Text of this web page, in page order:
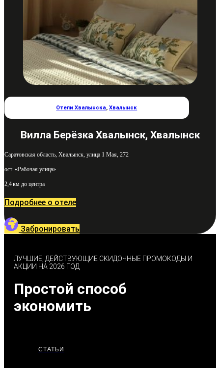
Отели Хвалынска,Хвалынск
Вилла Берёзка Хвалынск, Хвалынск
Саратовская область, Хвалынск, улица 1 Мая, 272
ост. «Рабочая улица»
2,4 км до центра
Подробнее о отеле
Забронировать
ЛУЧШИЕ, ДЕЙСТВУЮЩИЕ СКИДОЧНЫЕ ПРОМОКОДЫ И
АКЦИИ НА 2026 ГОД
Простой способ
экономить
СТАТЬИ